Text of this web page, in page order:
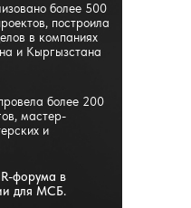
более 500
построила
в компаниях
и Кыргызстана
более 200
мастер-
и
форума в
для МСБ.